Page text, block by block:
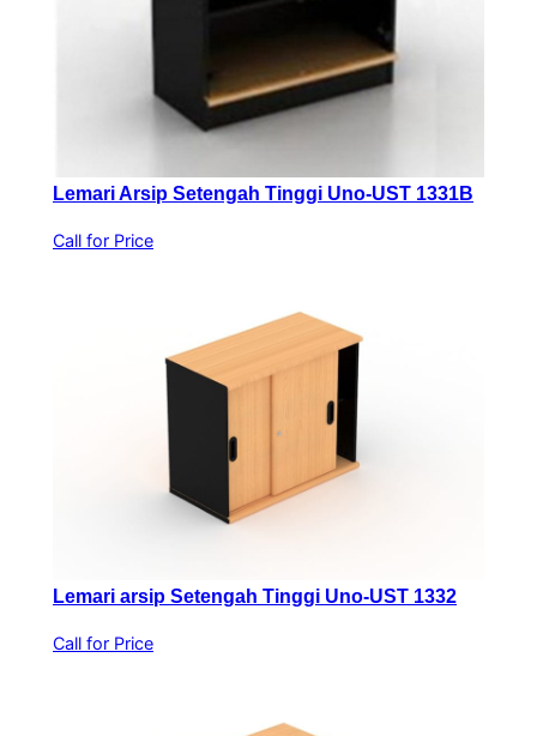
Lemari Arsip Setengah Tinggi Uno-UST 1331B
Call for Price
Lemari arsip Setengah Tinggi Uno-UST 1332
Call for Price